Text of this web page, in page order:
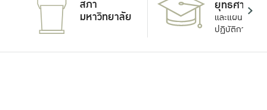
สภา
มหาวิทยาลัย
ยุทธศาสตร์
และแผน
ปฏิบัติการ